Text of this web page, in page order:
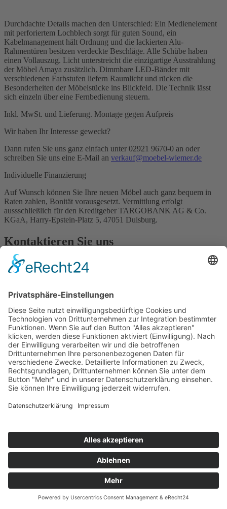
Durchdachte Details machen den Unterschied: Ein Medienelement
mit perforiertem Lochblech sorgt für guten Sound, ein
Kabelmanagement hält Ordnung und die lackierten Alu-
Rahmentüren besitzen verdeckte Beschläge. Alle Schübe haben
einen Vollauszug. Licht unterstreicht die einzigartige Ausstrahlung
der Möbel Amaya zusätzlich. Dimmbare LED-Bänder mit
verschiedenen Farbstufen liefern Raumlicht und rücken die
Besonderheiten der Möbelstücke ins Blickfeld. Die Technik lässt
sich einzeln über eine Fernbedienung steuern.
Inkl. MwSt. und Lieferung. Montage gegen Aufpreis
Wir haben Ihr Interesse geweckt?
Dann rufen Sie uns ganz einfach unter 02921 9670-0 an oder
schreiben Sie uns eine E-Mail an verkauf@moebel-wiemer.de
Individuelle Finanzierung
Auf Wunsch können Sie Ihre neuen Möbel auch ganz bequem in
Raten zahlen, Bonität vorausgesetzt. Vermittlung erfolgt
aussschließlich für den Kreditgeber TARGOBANK AG & Co.
KGaA, Harry-Epstein-Platz 5, 47051 Duisburg.
Kontaktieren Sie uns
Name
Vorname
Betreff
Nachricht
Datenschutzzustimmung
Abschicken
Möbel Wiemer GmbH & Co. KG
Martin-Opitz-Straße 2
59494 Soest
Telefon:02921 9670-0